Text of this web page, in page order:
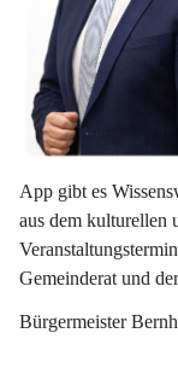
App gibt es
aus dem kulturellen
Gemeinderat und
Bürgermeister